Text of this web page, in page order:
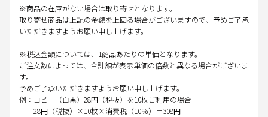
※商品の在庫がない場合は取り寄せとなります。
取り寄せ商品は上記の金額を上回る場合がございますので、予めご了承
いただきますようお願い申し上げます。
※税込金額については、1商品あたりの単価となります。
ご注文数によっては、合計額が表示単価の倍数と異なる場合がございま
す。
予めご了承いただきますようお願い申し上げます。
例：コピー（白黒）28円（税抜）を10枚ご利用の場合
28円（税抜）×10枚×消費税（10％）＝308円